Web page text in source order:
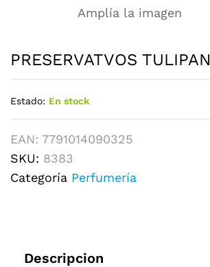
Amplía la imagen
PRESERVATVOS TULIPAN
Estado: En stock
EAN: 7791014090325
SKU: 8383
Categoría Perfumería
Descripcion